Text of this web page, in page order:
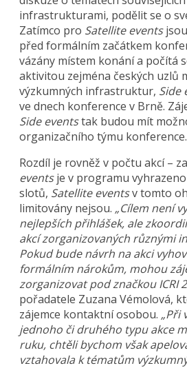
infrastrukturami, podělit se o
Zatímco pro Satellite events
před formálním začátkem
vázány místem konání a počítá
aktivitou zejména českých uzlů
výzkumných infrastruktur, Side
ve dnech konference v Brně.
Side eventstak budou mít
organizačního týmu konference.
Rozdíl je rovněž v počtu akcí –
eventsje v programu
slotů, Satellite eventsv tomto
limitovány nejsou. „Cílem není
nejlepších přihlášek, ale
akcí zorganizovaných různými
Pokud bude návrh na akci
formálním nárokům, mohou
zorganizovat pod značkou ICRI
pořadatele Zuzana Vémolová,
zájemce kontaktní osobou. „Při
jednoho či druhého typu akce
ruku, chtěli bychom však
vztahovala k tématům